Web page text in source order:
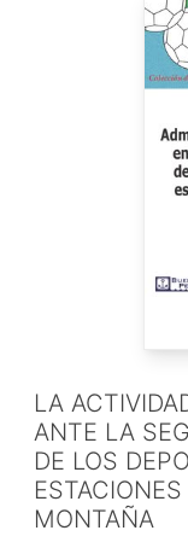
LA
ANTE LA
DE LOS
MONTAÑA